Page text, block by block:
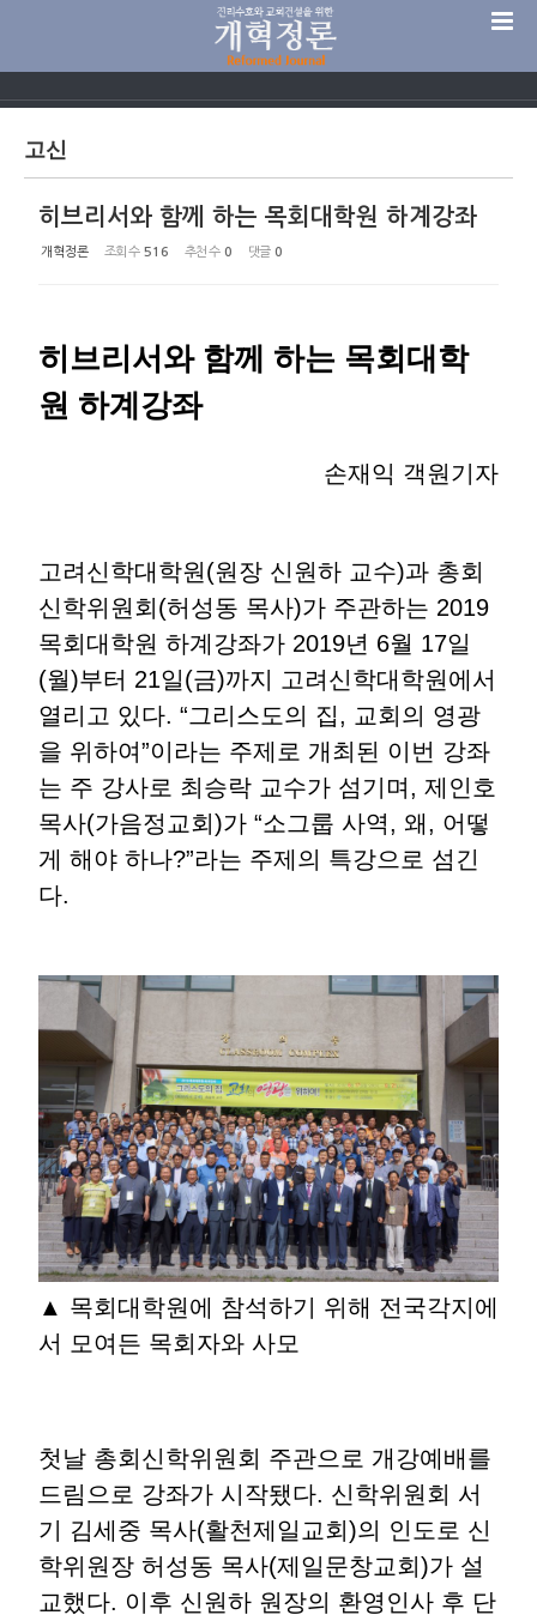
고신
히브리서와 함께 하는 목회대학원 하계강좌
개혁정론 조회 수 516 추천 수 0 댓글 0
히브리서와 함께 하는 목회대학
원 하계강좌
손재익 객원기자
고려신학대학원(원장 신원하 교수)과 총회
신학위원회(허성동 목사)가 주관하는 2019
목회대학원 하계강좌가 2019년 6월 17일
(월)부터 21일(금)까지 고려신학대학원에서
열리고 있다. “그리스도의 집, 교회의 영광
을 위하여”이라는 주제로 개최된 이번 강좌
는 주 강사로 최승락 교수가 섬기며, 제인호
목사(가음정교회)가 “소그룹 사역, 왜, 어떻
게 해야 하나?”라는 주제의 특강으로 섬긴
다.
▲ 목회대학원에 참석하기 위해 전국각지에
서 모여든 목회자와 사모
첫날 총회신학위원회 주관으로 개강예배를
드림으로 강좌가 시작됐다. 신학위원회 서
기 김세중 목사(활천제일교회)의 인도로 신
학위원장 허성동 목사(제일문창교회)가 설
교했다. 이후 신원하 원장의 환영인사 후 단
Sketchbook5, 스케치북5
Sketchbook5, 스케치북5